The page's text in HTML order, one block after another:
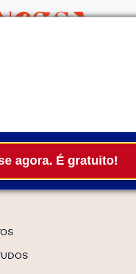
agora. É gratuito!